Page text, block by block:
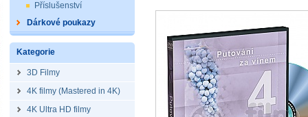
Příslušenství
Dárkové poukazy
Kategorie
3D Filmy
4K filmy (Mastered in 4K)
4K Ultra HD filmy